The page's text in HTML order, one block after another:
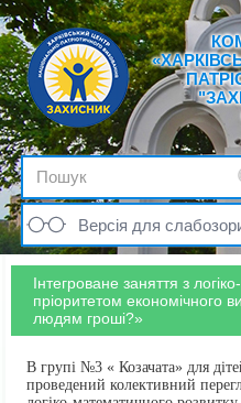
Версія для
Інтегроване заняття з
пріоритетом економічного
людям гроші?»
В групі №3 « Козачата» для
проведений колективний